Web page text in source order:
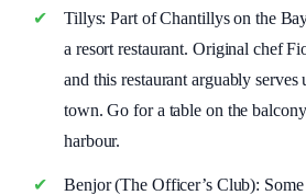
Tillys: Part of Chantillys on the
a resort restaurant. Original chef
and this restaurant arguably serves
town. Go for a table on the
harbour.
Benjor (The Officer’s Club):